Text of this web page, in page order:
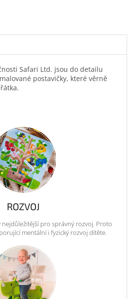
Safari Ltd. jsou do detailu
postavičky, které věrně
ROZVOJ
nejdůležitější pro správný rozvoj. Proto
mentální i fyzický rozvoj dítěte.